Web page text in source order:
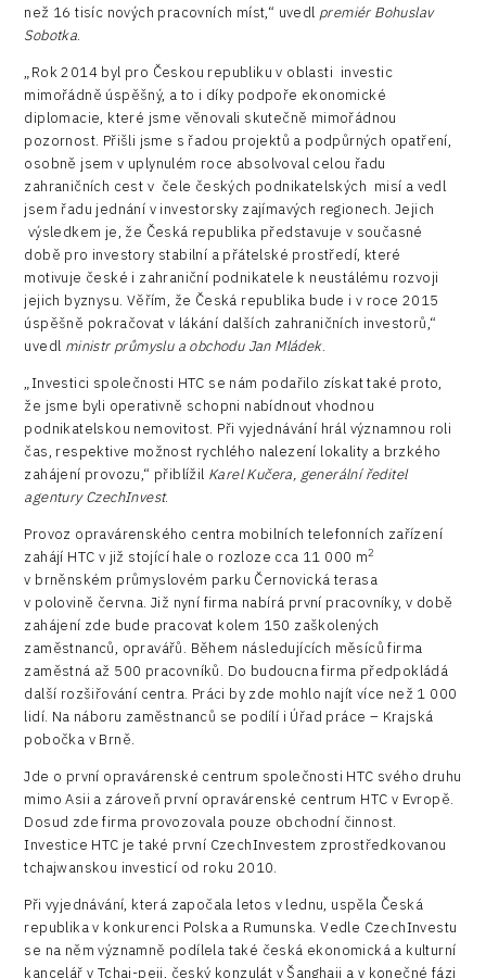
než 16 tisíc nových pracovních míst,“ uvedl premiér Bohuslav
Sobotka.
„Rok 2014 byl pro Českou republiku v oblasti investic
mimořádně úspěšný, a to i díky podpoře ekonomické
diplomacie, které jsme věnovali skutečně mimořádnou
pozornost. Přišli jsme s řadou projektů a podpůrných opatření,
osobně jsem v uplynulém roce absolvoval celou řadu
zahraničních cest v čele českých podnikatelských misí a vedl
jsem řadu jednání v investorsky zajímavých regionech. Jejich
výsledkem je, že Česká republika představuje v současné
době pro investory stabilní a přátelské prostředí, které
motivuje české i zahraniční podnikatele k neustálému rozvoji
jejich byznysu. Věřím, že Česká republika bude i v roce 2015
úspěšně pokračovat v lákání dalších zahraničních investorů,“
uvedl ministr průmyslu a obchodu Jan Mládek.
„Investici společnosti HTC se nám podařilo získat také proto,
že jsme byli operativně schopni nabídnout vhodnou
podnikatelskou nemovitost. Při vyjednávání hrál významnou roli
čas, respektive možnost rychlého nalezení lokality a brzkého
zahájení provozu,“ přiblížil Karel Kučera, generální ředitel
agentury CzechInvest.
Provoz opravárenského centra mobilních telefonních zařízení
zahájí HTC v již stojící hale o rozloze cca 11 000 m2
v brněnském průmyslovém parku Černovická terasa
v polovině června. Již nyní firma nabírá první pracovníky, v době
zahájení zde bude pracovat kolem 150 zaškolených
zaměstnanců, opravářů. Během následujících měsíců firma
zaměstná až 500 pracovníků. Do budoucna firma předpokládá
další rozšiřování centra. Práci by zde mohlo najít více než 1 000
lidí. Na náboru zaměstnanců se podílí i Úřad práce – Krajská
pobočka v Brně.
Jde o první opravárenské centrum společnosti HTC svého druhu
mimo Asii a zároveň první opravárenské centrum HTC v Evropě.
Dosud zde firma provozovala pouze obchodní činnost.
Investice HTC je také první CzechInvestem zprostředkovanou
tchajwanskou investicí od roku 2010.
Při vyjednávání, která započala letos v lednu, uspěla Česká
republika v konkurenci Polska a Rumunska. Vedle CzechInvestu
se na něm významně podílela také česká ekonomická a kulturní
kancelář v Tchaj-peji, český konzulát v Šanghaji a v konečné fázi